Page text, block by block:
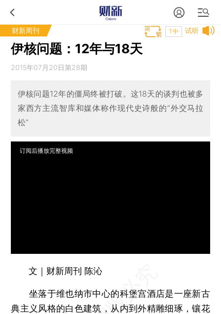
财新周刊 试听
T中
伊核问题：12年与18天
2015年07月20日第28期
伊核问题12年的僵局终被打破。这18天的谈判也被多
家西方主流智库和媒体称作现代史诗般的“外交马拉
松”
订阅后播放完整视频
文｜财新周刊 陈沁
坐落于维也纳市中心的科堡宫酒店是一座新古
典主义风格的白色建筑，从内到外精雕细琢，镶花